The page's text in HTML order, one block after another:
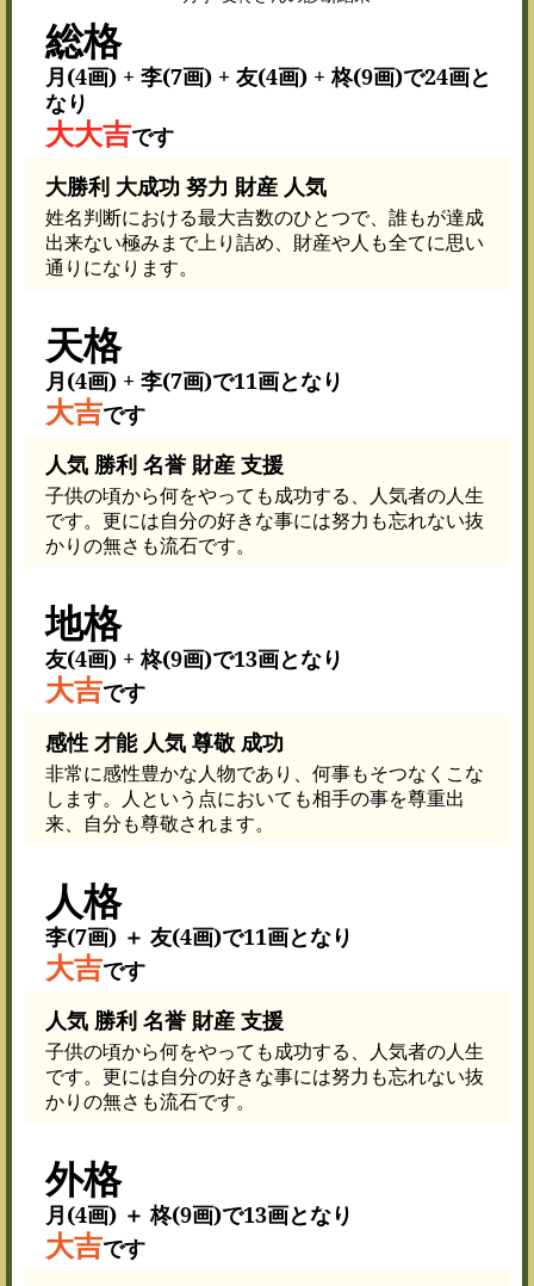
総格
月(4画) + 李(7画) + 友(4画) + 柊(9画)で24画と
なり
大大吉です
大勝利 大成功 努力 財産 人気
姓名判断における最大吉数のひとつで、誰もが達成
出来ない極みまで上り詰め、財産や人も全てに思い
通りになります。
天格
月(4画) + 李(7画)で11画となり
大吉です
人気 勝利 名誉 財産 支援
子供の頃から何をやっても成功する、人気者の人生
です。更には自分の好きな事には努力も忘れない抜
かりの無さも流石です。
地格
友(4画) + 柊(9画)で13画となり
大吉です
感性 才能 人気 尊敬 成功
非常に感性豊かな人物であり、何事もそつなくこな
します。人という点においても相手の事を尊重出
来、自分も尊敬されます。
人格
李(7画) ＋ 友(4画)で11画となり
大吉です
人気 勝利 名誉 財産 支援
子供の頃から何をやっても成功する、人気者の人生
です。更には自分の好きな事には努力も忘れない抜
かりの無さも流石です。
外格
月(4画) ＋ 柊(9画)で13画となり
大吉です